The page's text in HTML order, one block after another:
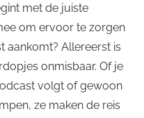
met de juiste
om ervoor te zorgen
aankomt? Allereerst is
onmisbaar. Of je
volgt of gewoon
ze maken de reis